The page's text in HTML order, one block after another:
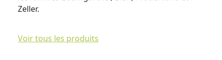
Zeller.
Voir tous les produits